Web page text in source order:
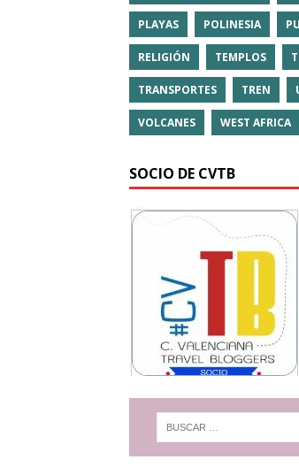
PLAYAS POLINESIA
RELIGIÓN TEMPLOS
TRANSPORTES TREN
VOLCANES WEST AFRICA
SOCIO DE CVTB